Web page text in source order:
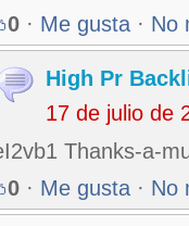
0 · Me gusta · No
High Pr
17 de julio de
Thanks-a-
0 · Me gusta · No